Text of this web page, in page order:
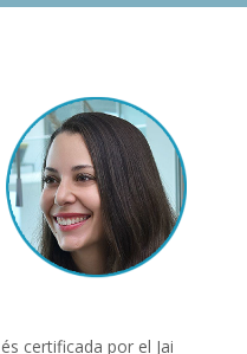
és certificada por el Jai